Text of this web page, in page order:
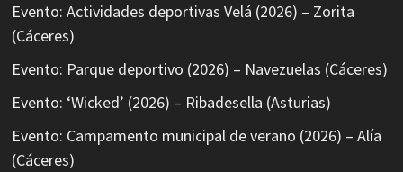
Evento: Actividades deportivas Velá (2026) – Zorita
(Cáceres)
Evento: Parque deportivo (2026) – Navezuelas (Cáceres)
Evento: ‘Wicked’ (2026) – Ribadesella (Asturias)
Evento: Campamento municipal de verano (2026) – Alía
(Cáceres)